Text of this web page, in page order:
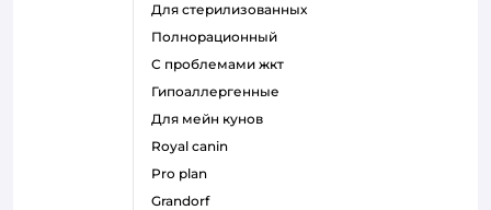
для стерилизованных
полнорационный
с проблемами жкт
гипоаллергенные
для мейн кунов
royal canin
pro plan
grandorf